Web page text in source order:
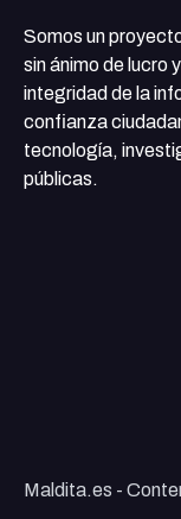
Somos un
sin ánimo de lucro
integridad de la
confianza
tecnología,
públicas.
Maldita.es -